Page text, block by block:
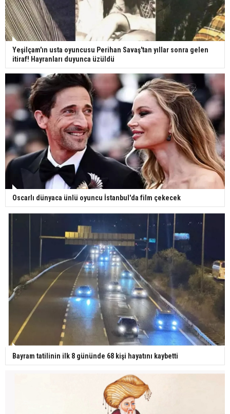
Ünlü türkücü Mahmut Tuncer estetik operasyon
geçirdi: Son hali gündem oldu
Yerli turist 229,7 milyar lira seyahat harcaması
yaptı
Gazze'deki Sağlık Bakanlığı duyurdu: Vahşetin
pençesinde 2 salgın vaka tespit edildi
Yeşilçam'ın usta oyuncusu Perihan Savaş'tan yıllar sonra gelen
itiraf! Hayranları duyunca üzüldü
Oscarlı dünyaca ünlü oyuncu İstanbul'da film çekecek
Bayram tatilinin ilk 8 gününde 68 kişi hayatını kaybetti